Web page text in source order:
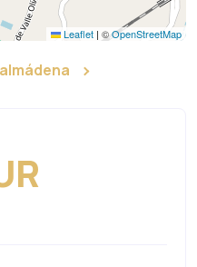
Leaflet | ©OpenStreetMap